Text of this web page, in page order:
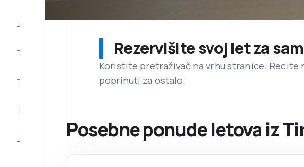
Rezervišite svoj let za
Koristite pretraživač na vrhu stranice. Recite
pobrinuti za ostalo.
Posebne ponude letova iz